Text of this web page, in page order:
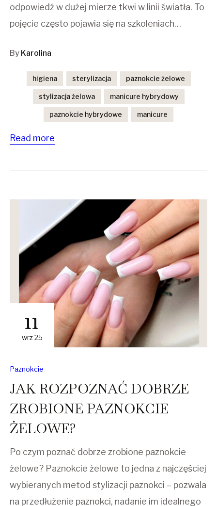
odpowiedź w dużej mierze tkwi w linii światła. To
pojęcie często pojawia się na szkoleniach…
By Karolina
higiena sterylizacja paznokcie żelowe
stylizacja żelowa manicure hybrydowy
paznokcie hybrydowe manicure
Read more
11
wrz 25
Paznokcie
JAK ROZPOZNAĆ DOBRZE
ZROBIONE PAZNOKCIE
ŻELOWE?
Po czym poznać dobrze zrobione paznokcie
żelowe? Paznokcie żelowe to jedna z najczęściej
wybieranych metod stylizacji paznokci – pozwala
na przedłużenie paznokci, nadanie im idealnego